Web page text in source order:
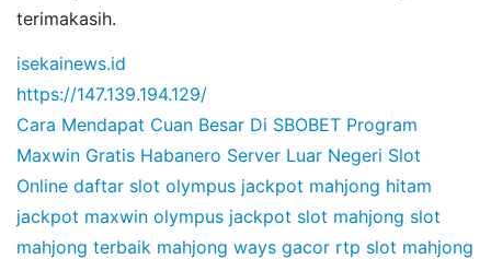
terimakasih.
isekainews.id
https://147.139.194.129/
Cara Mendapat Cuan Besar Di SBOBET Program
Maxwin Gratis Habanero Server Luar Negeri Slot
Online daftar slot olympus jackpot mahjong hitam
jackpot maxwin olympus jackpot slot mahjong slot
mahjong terbaik mahjong ways gacor rtp slot mahjong